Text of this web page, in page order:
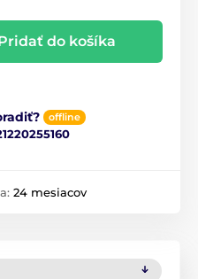
do košíka
offline
24 mesiacov